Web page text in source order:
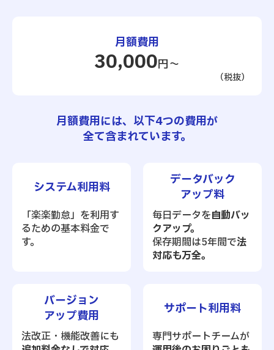
月額費用
30,000円～
（税抜）
月額費用には、以下4つの費用が
全て含まれています。
システム利用料
「楽楽勤怠」を利用す
るための基本料金で
す。
データバック
アップ料
毎日データを自動バッ
クアップ。
保存期間は5年間で法
対応も万全。
バージョン
アップ費用
法改正・機能改善にも
サポート利用料
専門サポートチームが